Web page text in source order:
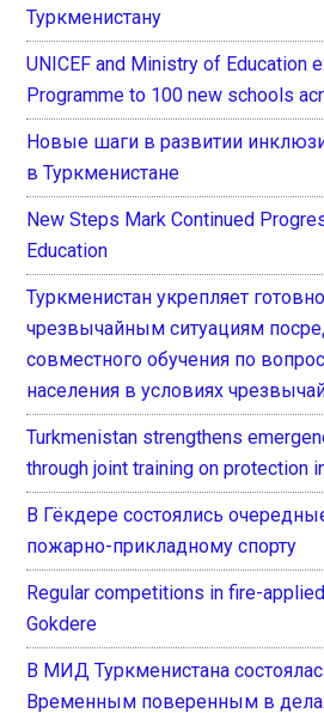
Туркменистану
UNICEF and Ministry of Education
Programme to 100 new schools
Новые шаги в развитии
в Туркменистане
New Steps Mark Continued
Education
Туркменистан укрепляет
чрезвычайным ситуациям
совместного обучения по
населения в условиях
Turkmenistan strengthens
through joint training on protection
В Гёкдере состоялись
пожарно-прикладному спорту
Regular competitions in fire-
Gokdere
В МИД Туркменистана
Временным поверенным в